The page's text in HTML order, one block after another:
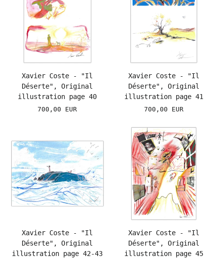
Xavier Coste - "Il
Déserte", Original
illustration page 40
700,00 EUR
Xavier Coste - "Il
Déserte", Original
illustration page 41
700,00 EUR
Xavier Coste - "Il
Déserte", Original
illustration page 42-43
Xavier Coste - "Il
Déserte", Original
illustration page 45